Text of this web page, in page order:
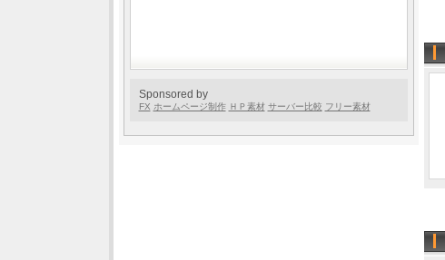
Sponsored by
FX ホームページ制作 ＨＰ素材 サーバー比較 フリー素材